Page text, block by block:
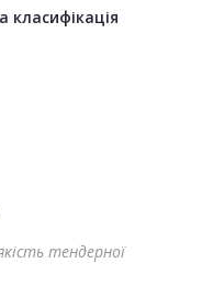
класифікація
тендерної